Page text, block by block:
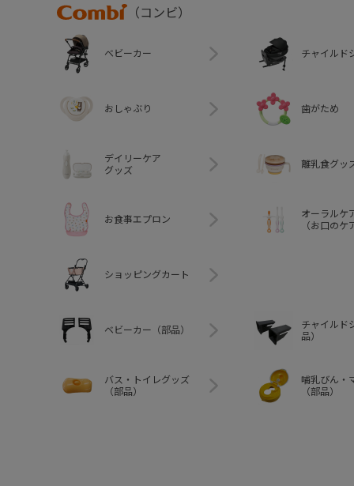
Combi
（コンビ）
ベビーカー チャイルド
おしゃぶり 歯がため
デイリーケア
グッズ
離乳食グッ
お食事エプロン
オーラルケ
（お口のケ
ショッピングカート
ベビーカー（部品）
チャイルド
品）
バス・トイレグッズ
（部品）
哺乳びん・
（部品）